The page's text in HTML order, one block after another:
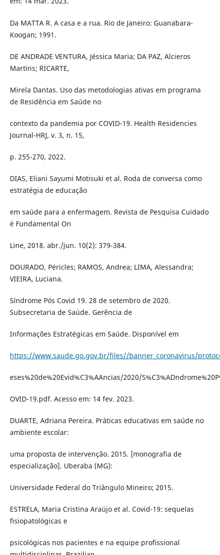
Da MATTA R. A casa e a rua. Rio de Janeiro: Guanabara-
Koogan; 1991.
DE ANDRADE VENTURA, Jéssica Maria; DA PAZ, Alcieros
Martins; RICARTE,
Mirela Dantas. Uso das metodologias ativas em programa
de Residência em Saúde no
contexto da pandemia por COVID-19. Health Residencies
Journal-HRJ, v. 3, n. 15,
p. 255-270, 2022.
DIAS, Eliani Sayumi Motisuki et al. Roda de conversa como
estratégia de educação
em saúde para a enfermagem. Revista de Pesquisa Cuidado
é Fundamental On
Line, 2018. abr./jun. 10(2): 379-384.
DOURADO, Péricles; RAMOS, Andrea; LIMA, Alessandra;
VIEIRA, Luciana.
Síndrome Pós Covid 19. 28 de setembro de 2020.
Subsecretaria de Saúde. Gerência de
Informações Estratégicas em Saúde. Disponível em
https://www.saude.go.gov.br/files//banner_coronavirus/
eses%20de%20Evid%C3%AAncias/2020/
OVID-19.pdf. Acesso em: 14 fev. 2023.
DUARTE, Adriana Pereira. Práticas educativas em saúde no
ambiente escolar:
uma proposta de intervenção. 2015. [monografia de
especialização]. Uberaba (MG):
Universidade Federal do Triângulo Mineiro; 2015.
ESTRELA, Maria Cristina Araújo et al. Covid-19: sequelas
fisiopatológicas e
psicológicas nos pacientes e na equipe profissional